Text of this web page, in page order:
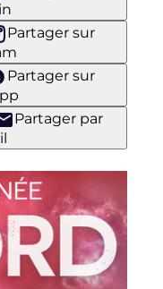
Partager sur
Partager sur
Partager par